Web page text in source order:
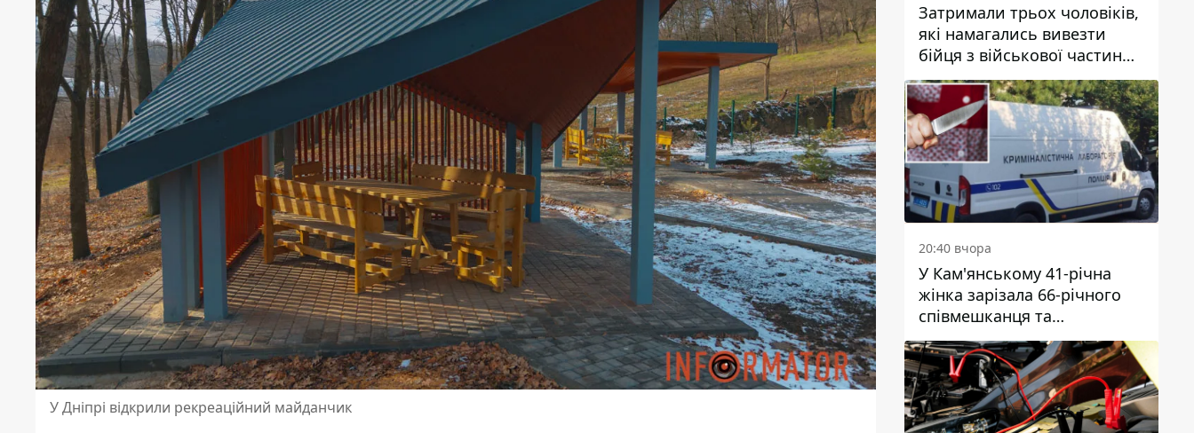
У Дніпрі відкрили рекреаційний майданчик
Затримали трьох чоловіків,
які намагались вивезти
бійця з військової частини
до Дніпра за 7 тисяч
доларів: серед них був лікар
20:40 вчора
У Кам'янському 41-річна
жінка зарізала 66-річного
співмешканця та
намагалась обманути
поліцейських